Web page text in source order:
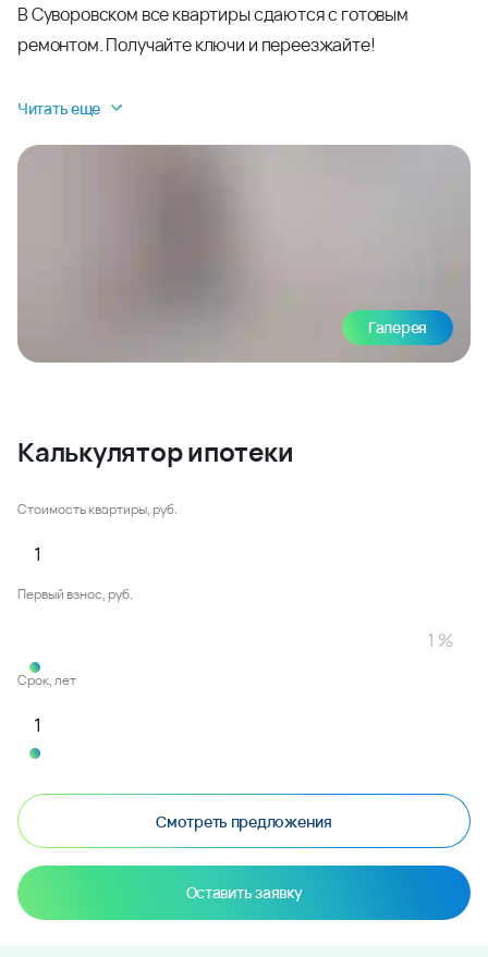
В Суворовском все квартиры сдаются с готовым
ремонтом. Получайте ключи и переезжайте!
Читать еще
Галерея
Калькулятор ипотеки
Стоимость квартиры, руб.
Первый взнос, руб.
Срок, лет
Смотреть предложения
Оставить заявку